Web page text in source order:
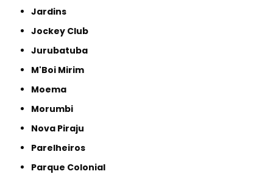
Jardins
Jockey Club
Jurubatuba
M'Boi Mirim
Moema
Morumbi
Nova Piraju
Parelheiros
Parque Colonial